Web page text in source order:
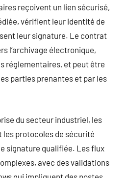
reçoivent un lien sécurisé,
vérifient leur identité de
leur signature. Le contrat
l’archivage électronique,
réglementaires, et peut être
parties prenantes et par les
du secteur industriel, les
les protocoles de sécurité
signature qualifiée. Les flux
avec des validations